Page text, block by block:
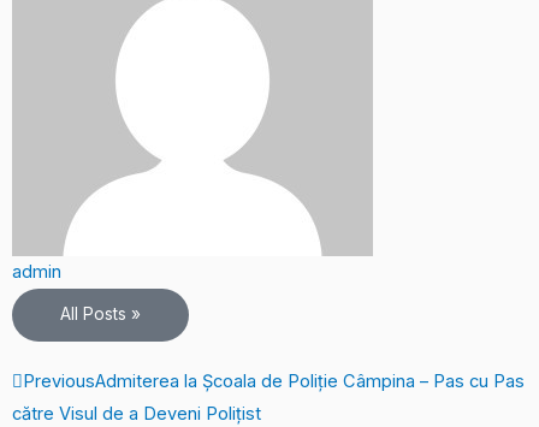
admin
All Posts »
Prev
PreviousAdmiterea la Școala de Poliție Câmpina – Pas cu Pas
către Visul de a Deveni Polițist
Next